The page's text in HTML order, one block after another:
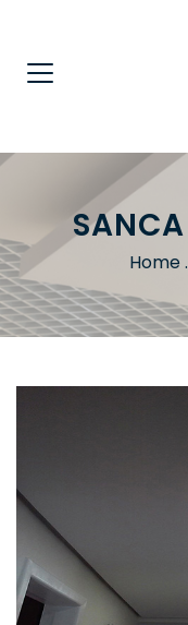
Home.